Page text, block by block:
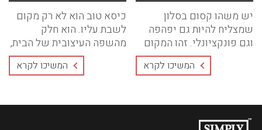
יש משהו קסום בסלון
שמצליח להיות גם יפהפה
וגם פונקציונלי. זהו המקום
שבו היום שלכם ...
המשיכו לקרא
כיסא טוב הוא לא רק מקום
לשבת עליו. הוא חלק
מהשפה העיצובית של הבית,
המשיכו לקרא